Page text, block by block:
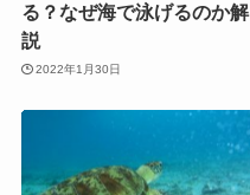
る？なぜ海で泳げるのか解
説
2022年1月30日